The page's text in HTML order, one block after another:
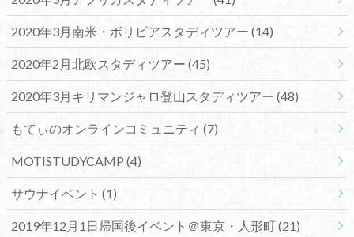
2020年3月南米・ボリビアスタディツアー (14)
2020年2月北欧スタディツアー (45)
2020年3月キリマンジャロ登山スタディツアー (48)
もてぃのオンラインコミュニティ (7)
MOTISTUDYCAMP (4)
サウナイベント (1)
2019年12月1日帰国後イベント＠東京・人形町(21)